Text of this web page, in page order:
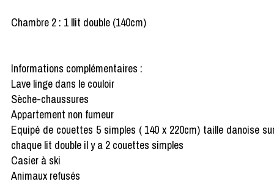
Chambre 2 : 1 llit double (140cm)
Informations complémentaires :
Lave linge dans le couloir
Sèche-chaussures
Appartement non fumeur
Equipé de couettes 5 simples ( 140 x 220cm) taille danoise
chaque lit double il y a 2 couettes simples
Casier à ski
Animaux refusés